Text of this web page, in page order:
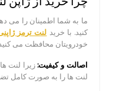
ما به شما اطمینان را می
کنید. با خرید لنت ترمز
خودرویتان محافظت می
اصالت و کیفیت: زیرا لنت
لنت ها را به صورت کامل